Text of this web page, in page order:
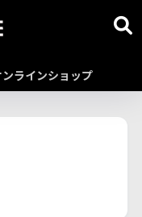
ラインショップ